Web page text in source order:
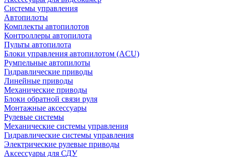
Системы управления
Автопилоты
Комплекты автопилотов
Контроллеры автопилота
Пульты автопилота
Блоки управления автопилотом (ACU)
Румпельные автопилоты
Гидравлические приводы
Линейные приводы
Механические приводы
Блоки обратной связи руля
Монтажные аксессуары
Рулевые системы
Механические системы управления
Гидравлические системы управления
Электрические рулевые приводы
Аксессуары для СДУ